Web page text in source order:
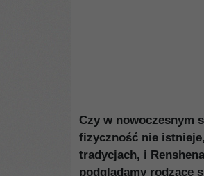
Czy w nowoczesnym
fizyczność nie
tradycjach, i
podglądamy rodzące